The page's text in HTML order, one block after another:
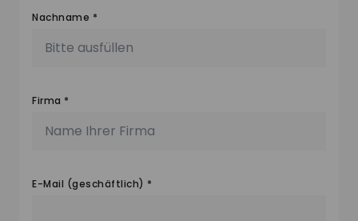
Nachname *
Firma *
E-Mail (geschäftlich) *